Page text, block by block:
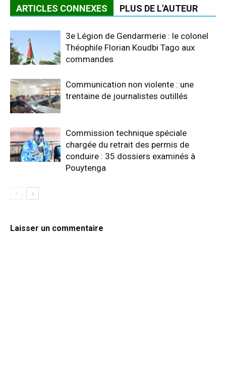
ARTICLES CONNEXES PLUS DE L'AUTEUR
3e Légion de Gendarmerie : le colonel
Théophile Florian Koudbi Tago aux
commandes
Communication non violente : une
trentaine de journalistes outillés
Commission technique spéciale
chargée du retrait des permis de
conduire : 35 dossiers examinés à
Pouytenga
Laisser un commentaire